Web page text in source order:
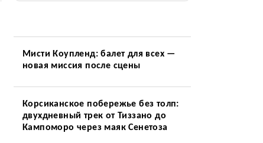
Мисти Коупленд: балет для всех —
новая миссия после сцены
Корсиканское побережье без толп:
двухдневный трек от Тиззано до
Кампоморо через маяк Сенетоза